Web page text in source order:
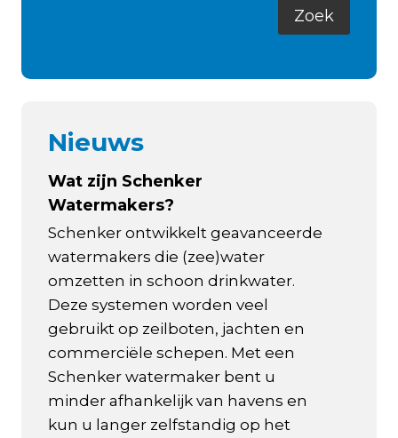
Nieuws
Wat zijn Schenker
Watermakers?
Schenker ontwikkelt geavanceerde
watermakers die (zee)water
omzetten in schoon drinkwater.
Deze systemen worden veel
gebruikt op zeilboten, jachten en
commerciële schepen. Met een
Schenker watermaker bent u
minder afhankelijk van havens en
kun u langer zelfstandig op het